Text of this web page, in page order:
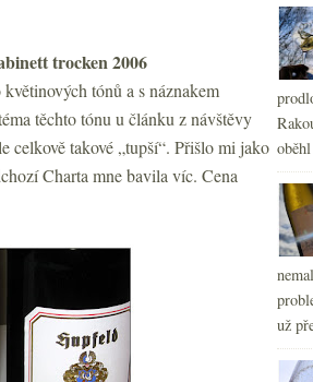
trocken 2006
tónů a s náznakem
těchto tónu u článku z návštěvy
takové „tupší“. Přišlo mi jako
Charta mne bavila víc. Cena
už